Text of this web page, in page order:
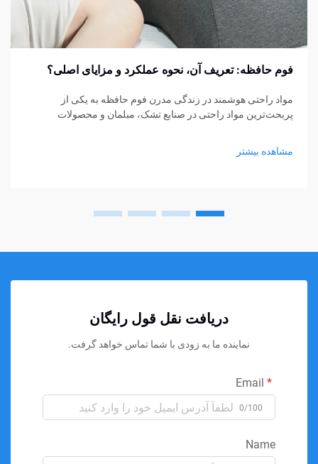
فوم حافظه: تعریف آن، نحوه عملکرد و مزایای اصلی؟
مواد راحتی هوشمند در زندگی مدرن فوم حافظه به یکی از
پربحث‌ترین مواد راحتی در صنایع تشک، مبلمان و محصولات
مشاهده بیشتر
دریافت نقل قول رایگان
نماینده ما به زودی با شما تماس خواهد گرفت.
0/100
Name